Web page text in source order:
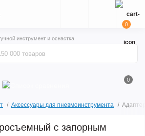
инструмент и оснастка
0
0
Аксессуары для пневмоинструмента
с запорным